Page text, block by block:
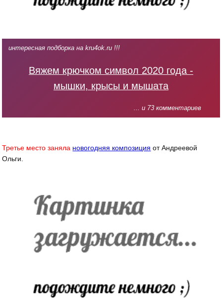
интересная подборка на kru4ok.ru !!!
Вяжем крючком символ 2020 года -
мышки, крысы и мышата
... и 73 комментариев
Третье место заняла новогодняя композиция от Андреевой
Ольги.